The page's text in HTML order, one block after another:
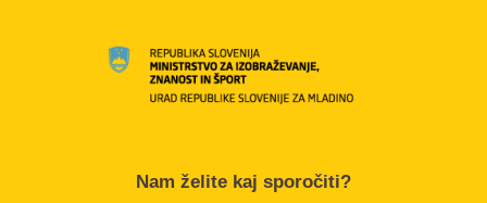
Nam želite kaj sporočiti?